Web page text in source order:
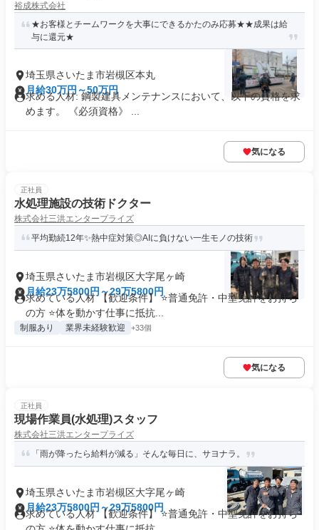
裕成株式会社
★お客様とチームワークを大事にできるかたのみ応募★★成果は給
与に還元★
埼玉県さいたま市岩槻区本丸
月給30万円～50万円
求める人材: 鋼製建具メンテナンスにおいて、以下の資格を求
めます。 《必須資格》 ...
気になる
正社員
水処理施設の技術ドクター
株式会社三洪エンタープライズ
平均勤続12年✨熱中症対策◎AIに負けない一生モノの技術
埼玉県さいたま市岩槻区大字尾ヶ崎
月給23万5800円～29万5800円
求めている人材 【歓迎条件】 ⭐普通免許・中型免許をお持ち
の方 ⭐体を動かす仕事に抵抗...
制服あり 業界未経験歓迎 +33個
気になる
正社員
現場作業員(水処理)スタッフ
株式会社三洪エンタープライズ
「雨が降ったら給料が減る」そんな毎日に、サヨナラ。
埼玉県さいたま市岩槻区大字尾ヶ崎
月給23万5800円～29万5800円
求めている人材 【歓迎条件】 ⭐普通免許・中型免許をお持ち